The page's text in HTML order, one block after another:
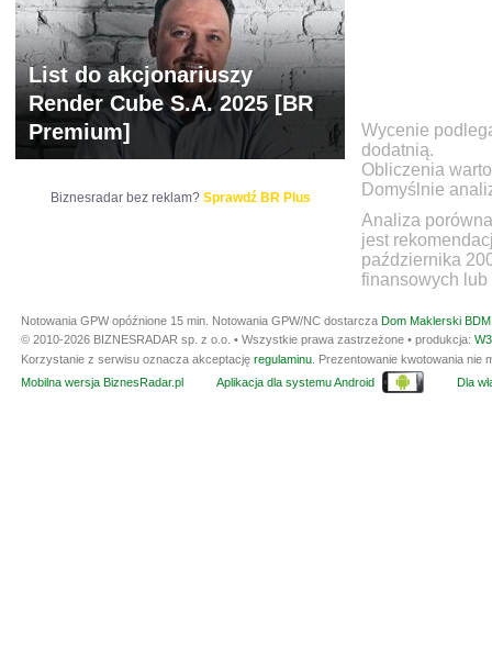
Wycenie
dodatnią.
Obliczenia
Domyślnie
Analiza
jest
października
finansowych lub
List do akcjonariuszy
Render Cube S.A. 2025 [BR
Premium]
Biznesradar bez reklam? Sprawdź BR Plus
Notowania GPW opóźnione 15 min. Notowania GPW/NC dostarcza Dom Maklerski
© 2010-2026 BIZNESRADAR sp. z o.o. • Wszystkie prawa zastrzeżone • produkcja:
Korzystanie z serwisu oznacza akceptację regulaminu . Prezentowanie kwotowania
Mobilna wersja BiznesRadar.pl
Aplikacja dla systemu Android Dla